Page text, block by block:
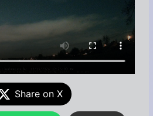
Share on X